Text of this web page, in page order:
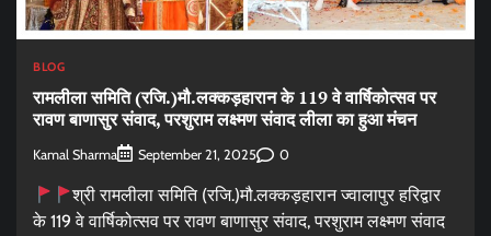
BLOG
रामलीला समिति (रजि.)मौ.लक्कड़हारान के 119 वे वार्षिकोत्सव पर
रावण बाणासुर संवाद, परशुराम लक्ष्मण संवाद लीला का हुआ मंचन
Kamal Sharma September 21, 2025 0
श्री रामलीला समिति (रजि.)मौ.लक्कड़हारान ज्वालापुर हरिद्वार
के 119 वे वार्षिकोत्सव पर रावण बाणासुर संवाद, परशुराम लक्ष्मण संवाद